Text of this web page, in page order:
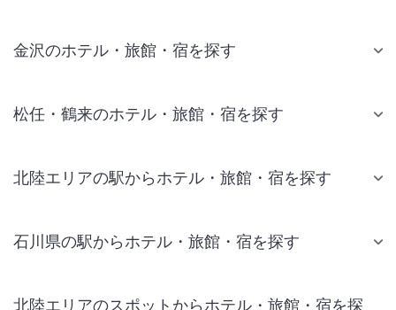
金沢のホテル・旅館・宿を探す
松任・鶴来のホテル・旅館・宿を探す
北陸エリアの駅からホテル・旅館・宿を探す
石川県の駅からホテル・旅館・宿を探す
北陸エリアのスポットからホテル・旅館・宿を探